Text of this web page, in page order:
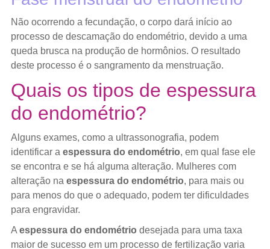
Não ocorrendo a fecundação, o corpo dará início ao
processo de descamação do endométrio, devido a uma
queda brusca na produção de hormônios. O resultado
deste processo é o sangramento da menstruação.
Quais os tipos de espessura
do endométrio?
Alguns exames, como a ultrassonografia, podem
identificar a espessura do endométrio, em qual fase ele
se encontra e se há alguma alteração. Mulheres com
alteração na espessura do endométrio, para mais ou
para menos do que o adequado, podem ter dificuldades
para engravidar.
A espessura do endométrio desejada para uma taxa
maior de sucesso em um processo de fertilização varia